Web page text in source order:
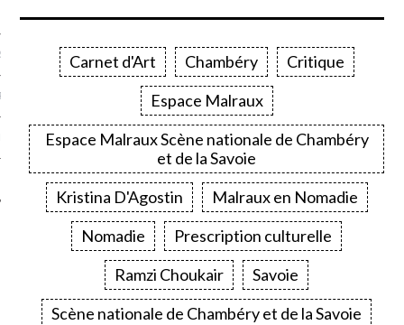
Carnet d'Art Chambéry
Critique
Espace Malraux
Espace Malraux Scène nationale de Chambéry
et de la Savoie
Kristina D'Agostin
Malraux en Nomadie
Nomadie
Prescription culturelle
Ramzi Choukair
Savoie
Scène nationale de Chambéry et de la Savoie